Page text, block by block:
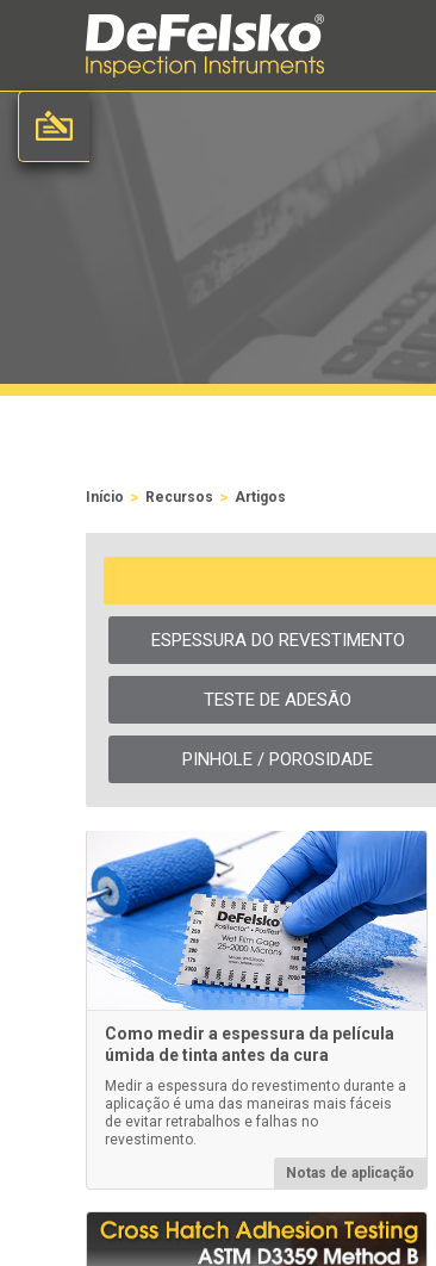
Início > Recursos > Artigos
ESPESSURA DO REVESTIMENTO
TESTE DE ADESÃO
PINHOLE / POROSIDADE
Como medir a espessura da película
úmida de tinta antes da cura
Medir a espessura do revestimento durante a
aplicação é uma das maneiras mais fáceis
de evitar retrabalhos e falhas no
revestimento.
Notas de aplicação